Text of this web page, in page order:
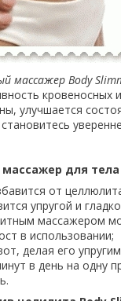
массажер Body
кровеносных
улучшается
для тела
от
упругой и
массажером
в использовании;
делая его
в день на одну